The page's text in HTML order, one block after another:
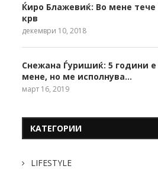
Ќиро Блажевиќ: Во мене
крв
декември 10, 2018
Снежана Ѓуришиќ: 5 години
мене, но ме исполнува…
март 16, 2019
КАТЕГОРИИ
LIFESTYLE